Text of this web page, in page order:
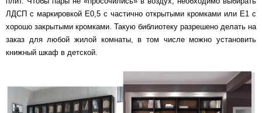
ЛДСП с маркировкой Е0,5 с частично открытыми кромками или Е1 с
хорошо закрытыми кромками. Такую библиотеку разрешено делать на
заказ для любой жилой комнаты, в том числе можно установить
книжный шкаф в детской.